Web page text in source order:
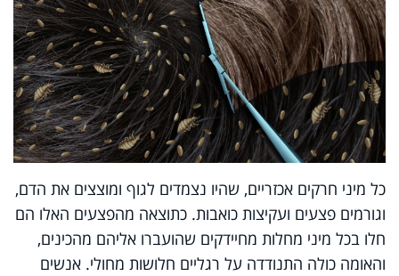
כל מיני חרקים אכזריים, שהיו נצמדים לגוף ומוצצים את הדם,
וגורמים פצעים ועקיצות כואבות. כתוצאה מהפצעים האלו הם
חלו בכל מיני מחלות מחיידקים שהועברו אליהם מהכינים,
והאומה כולה התנודדה על רגליים חלושות מחולי. אנשים